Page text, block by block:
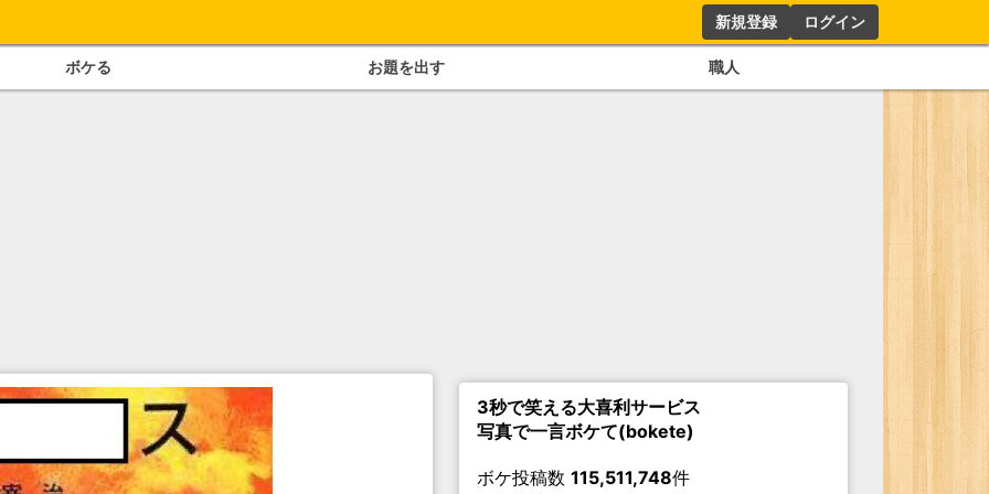
新規登録 ログイン
ボケる お題を出す 職人
3秒で笑える大喜利サービス
写真で一言ボケて(bokete)
ボケ投稿数 115,511,748件